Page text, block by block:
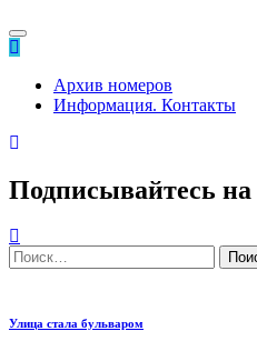
Архив номеров
Информация. Контакты
Подписывайтесь на
Найти:
Улица стала бульваром